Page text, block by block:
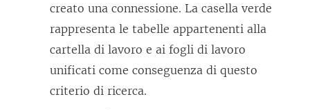
creato una connessione. La casella verde
rappresenta le tabelle appartenenti alla
cartella di lavoro e ai fogli di lavoro
unificati come conseguenza di questo
criterio di ricerca.